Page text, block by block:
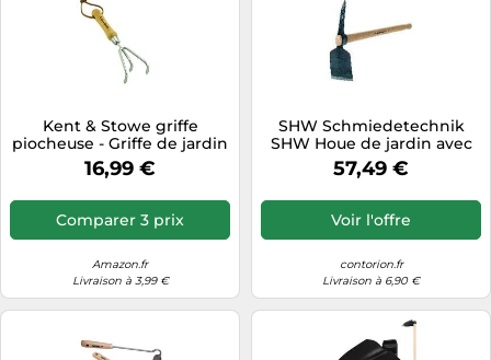
Kent & Stowe griffe
piocheuse - Griffe de jardin
3 dents en acier
inoxydable, griffe avec
manche en frêne, longueur
: 28 cm
16,99 €
Comparer 3 prix
Amazon.fr
Livraison à 3,99 €
SHW Schmiedetechnik
SHW Houe de jardin avec
manche en frêne 105 cm
Quantité:1
57,49 €
Voir l'offre
contorion.fr
Livraison à 6,90 €